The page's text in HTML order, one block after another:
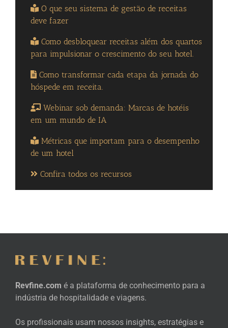
O que seu sistema de gestão de receitas
deve fazer
Como desbloquear receitas além dos quartos
para impulsionar o crescimento do seu hotel.
Como transformar cada etapa da jornada do
hóspede em receita.
Webinar sob demanda: Marcas de hotéis
em um mundo de IA
Métricas que importam para o desempenho
de um hotel
Confira todos os recursos
Revfine.com é a plataforma de conhecimento para a
indústria de hospitalidade e viagens.
Os profissionais usam nossos insights, estratégias e